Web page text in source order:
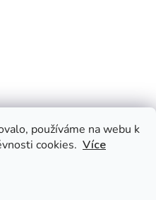
používáme na webu k
cookies. Více